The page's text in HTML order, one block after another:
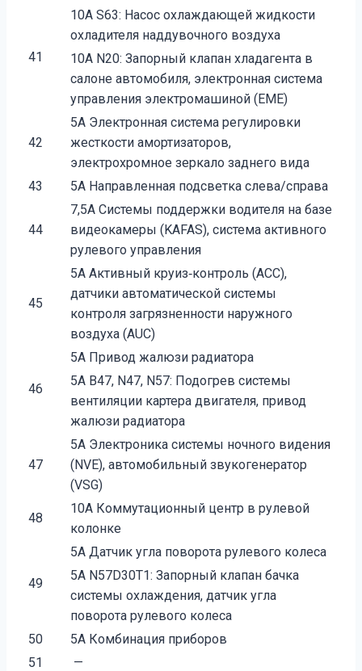
41
10A S63: Насос охлаждающей жидкости
охладителя наддувочного воздуха
10A N20: Запорный клапан хладагента в
салоне автомобиля, электронная система
управления электромашиной (EME)
42
5A Электронная система регулировки
жесткости амортизаторов,
электрохромное зеркало заднего вида
43
5A Направленная подсветка слева/справа
44
7,5A Системы поддержки водителя на базе
видеокамеры (KAFAS), система активного
рулевого управления
45
5A Активный круиз‐контроль (ACC),
датчики автоматической системы
контроля загрязненности наружного
воздуха (AUC)
46
5A Привод жалюзи радиатора
5A B47, N47, N57: Подогрев системы
вентиляции картера двигателя, привод
жалюзи радиатора
47
5A Электроника системы ночного видения
(NVE), автомобильный звукогенератор
(VSG)
48
10A Коммутационный центр в рулевой
колонке
49
5A Датчик угла поворота рулевого колеса
5A N57D30T1: Запорный клапан бачка
системы охлаждения, датчик угла
поворота рулевого колеса
50
5A Комбинация приборов
51
—